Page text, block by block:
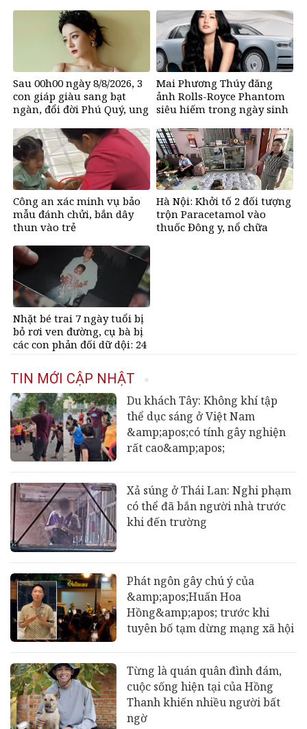
Sau 00h00 ngày 8/8/2026, 3
con giáp giàu sang bạt
ngàn, đổi đời Phú Quý, ung
càng hưng thịnh sung túc
Mai Phương Thúy đăng
ảnh Rolls-Royce Phantom
siêu hiếm trong ngày sinh
thế giới, giá gần 68 tỷ đồng
Công an xác minh vụ bảo
mẫu đánh chửi, bắn dây
thun vào trẻ
Hà Nội: Khởi tố 2 đối tượng
trộn Paracetamol vào
thuốc Đông y, nổ chữa
Nhặt bé trai 7 ngày tuổi bị
bỏ rơi ven đường, cụ bà bị
các con phản đối dữ dội: 24
động
TIN MỚI CẬP NHẬT
Du khách Tây: Không khí tập
thể dục sáng ở Việt Nam
&amp;apos;có tính gây nghiện
rất cao&amp;apos;
Xả súng ở Thái Lan: Nghi phạm
có thể đã bắn người nhà trước
khi đến trường
Phát ngôn gây chú ý của
&amp;apos;Huấn Hoa
Hồng&amp;apos; trước khi
tuyên bố tạm dừng mạng xã hội
Từng là quán quân đình đám,
cuộc sống hiện tại của Hồng
Thanh khiến nhiều người bất
ngờ